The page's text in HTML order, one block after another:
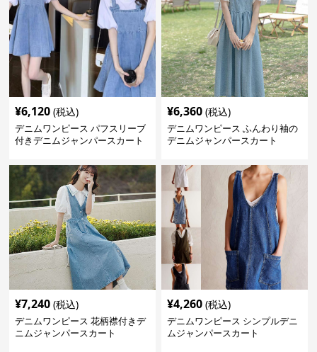
¥6,120 (税込)
デニムワンピース パフスリーブ
付きデニムジャンパースカート
¥6,360 (税込)
デニムワンピース ふんわり袖の
デニムジャンパースカート
¥7,240 (税込)
デニムワンピース 花柄襟付きデ
ニムジャンパースカート
¥4,260 (税込)
デニムワンピース シンプルデニ
ムジャンパースカート